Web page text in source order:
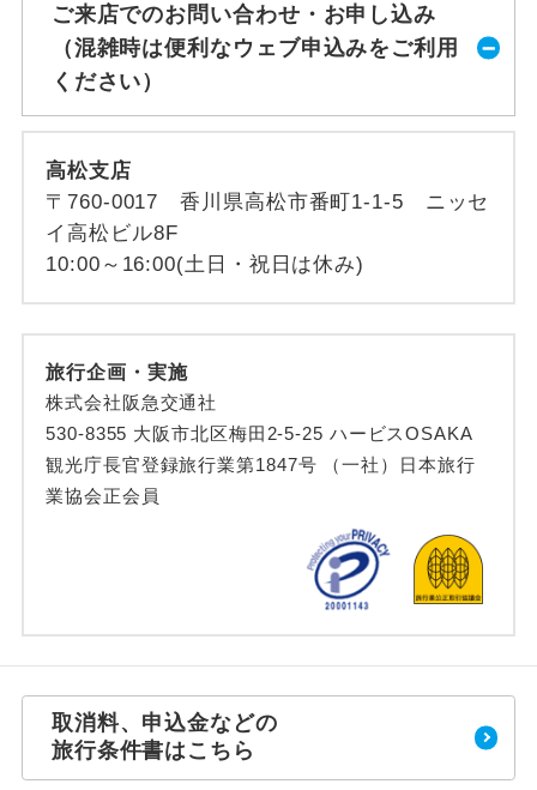
ご来店でのお問い合わせ・お申し込み
（混雑時は便利なウェブ申込みをご利用
ください）
高松支店
〒760-0017 香川県高松市番町1-1-5 ニッセ
イ高松ビル8F
10:00～16:00(土日・祝日は休み)
旅行企画・実施
株式会社阪急交通社
530-8355 大阪市北区梅田2-5-25 ハービスOSAKA
観光庁長官登録旅行業第1847号 （一社）日本旅行
業協会正会員
取消料、申込金などの
旅行条件書はこちら